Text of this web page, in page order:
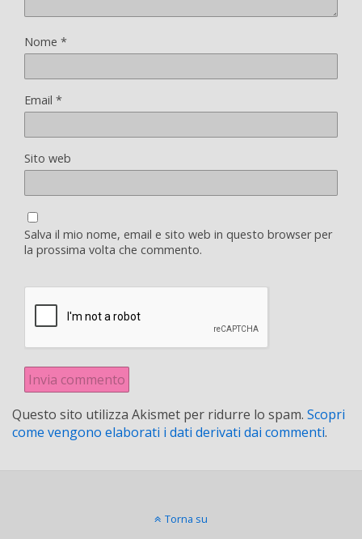
Nome *
Email *
Sito web
Salva il mio nome, email e sito web in questo browser per
la prossima volta che commento.
Questo sito utilizza Akismet per ridurre lo spam. Scopri
come vengono elaborati i dati derivati dai commenti.
Torna su